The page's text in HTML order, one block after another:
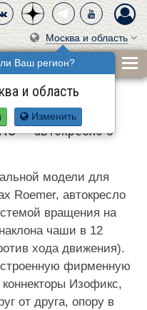
Москва и область
Ваш регион?
и область
Изменить
BRITAX RÖMER
–автокресло с
модели для
Roemer, автокресло
вращения на
чаши в 12
хода движения).
фирменную
Изофикс,
от друга, опору в